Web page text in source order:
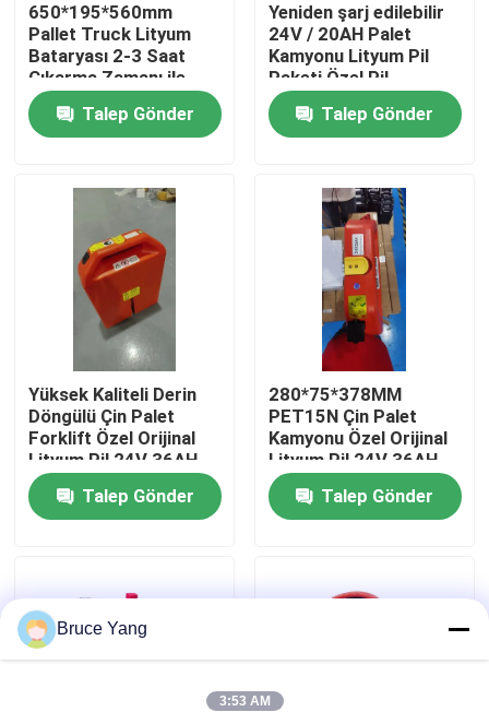
Ev
Fabrika turu
Kalite kontrol
Bir teklif isteği
forklift lityum pil
48 Volt Lityum İyon Forklift Pil
650*195*560mm
Pallet Truck Lityum
Bataryası 2-3 Saat
Çıkarma Zamanı ile
İşlemler için
Talep Gönder
Yeniden şarj edilebilir
24V / 20AH Palet
Kamyonu Lityum Pil
Paketi Özel Pil
Talep Gönder
Yüksek Kaliteli Derin
Döngülü Çin Palet
Forklift Özel Orijinal
Lityum Pil 24V 36AH
PET15N Palet Forklift
İçin
Talep Gönder
280*75*378MM
PET15N Çin Palet
Kamyonu Özel Orijinal
Lityum Pil 24V 36AH
Talep Gönder
Bruce Yang
3:53 AM